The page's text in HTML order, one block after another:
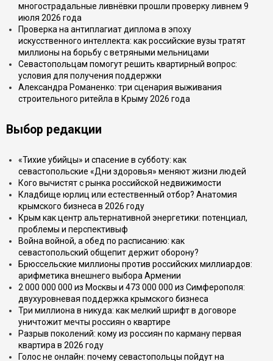
многострадальные ливнёвки прошли проверку ливнем 9
июля 2026 года
Проверка на антиплагиат диплома в эпоху
искусственного интеллекта: как российские вузы тратят
миллионы на борьбу с ветряными мельницами
Севастопольцам помогут решить квартирный вопрос:
условия для получения поддержки
Александра Романенко: три сценария выживания
строительного ритейла в Крыму 2026 года
Выбор редакции
«Тихие убийцы» и спасение в субботу: как
севастопольские «Дни здоровья» меняют жизни людей
Кого вычистят с рынка российской недвижимости
Кладбище юрлиц или естественный отбор? Анатомия
крымского бизнеса в 2026 году
Крым как центр альтернативной энергетики: потенциал,
проблемы и перспективыф
Война войной, а обед по расписанию: как
севастопольский общепит держит оборону?
Брюссельские миллионы против российских миллиардов:
арифметика внешнего выбора Армении
2 000 000 000 из Москвы и 473 000 000 из Симферополя:
двухуровневая поддержка крымского бизнеса
Три миллиона в никуда: как мелкий шрифт в договоре
уничтожит мечты россиян о квартире
Разрыв поколений: кому из россиян по карману первая
квартира в 2026 году
Голос не онлайн: почему севастопольцы пойдут на